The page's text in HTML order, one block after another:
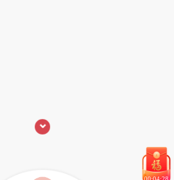
⌄